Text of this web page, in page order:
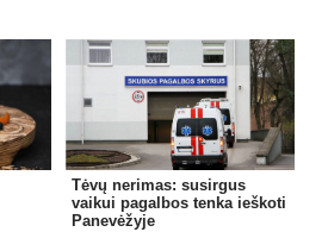
Tėvų nerimas: susirgus
vaikui pagalbos tenka ieškoti
Panevėžyje